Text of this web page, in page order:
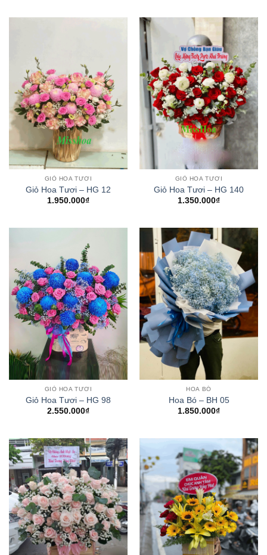
GIỎ HOA TƯƠI
Giỏ Hoa Tươi – HG 12
1.950.000₫
GIỎ HOA TƯƠI
Giỏ Hoa Tươi – HG 140
1.350.000₫
GIỎ HOA TƯƠI
Giỏ Hoa Tươi – HG 98
2.550.000₫
HOA BÓ
Hoa Bó – BH 05
1.850.000₫